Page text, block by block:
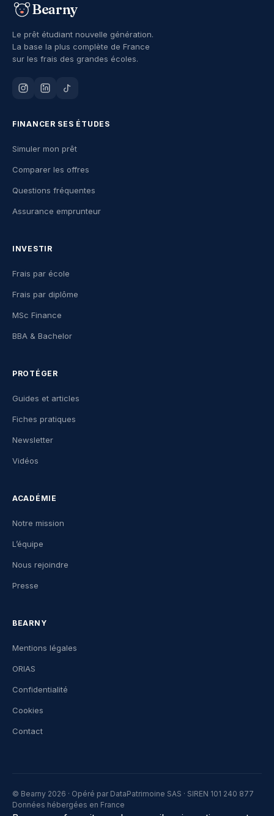
Bearny
Le prêt étudiant nouvelle génération.
La base la plus complète de France
sur les frais des grandes écoles.
FINANCER SES ÉTUDES
Simuler mon prêt
Comparer les offres
Questions fréquentes
Assurance emprunteur
INVESTIR
Frais par école
Frais par diplôme
MSc Finance
BBA & Bachelor
PROTÉGER
Guides et articles
Fiches pratiques
Newsletter
Vidéos
ACADÉMIE
Notre mission
L’équipe
Nous rejoindre
Presse
BEARNY
Mentions légales
ORIAS
Confidentialité
Cookies
Contact
© Bearny 2026 · Opéré par DataPatrimoine SAS · SIREN 101 240 877
Données hébergées en France